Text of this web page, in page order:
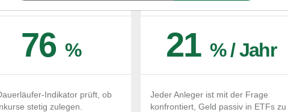
76 %
Indikator prüft, ob
stetig zulegen.
21 % / Jahr
Jeder Anleger ist mit der Frage
konfrontiert, Geld passiv in ETFs zu